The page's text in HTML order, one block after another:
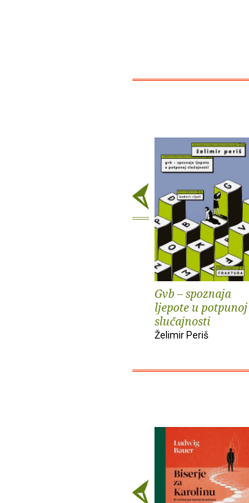
Gvb – spoznaja
ljepote u potpunoj
slučajnosti
Želimir Periš